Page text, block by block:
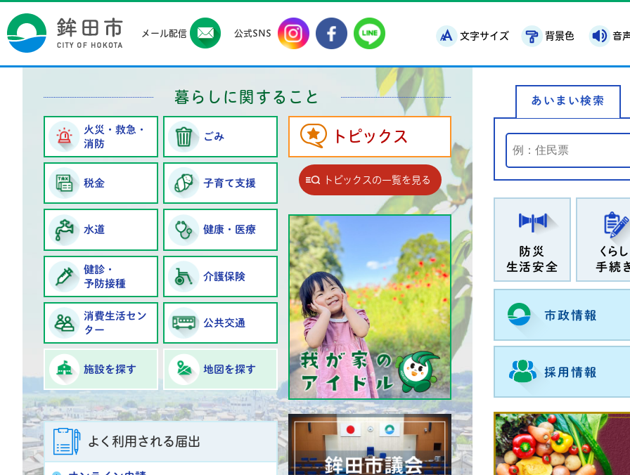
鉾田市役所ホームページ
文字サイズ 背景色 音
メール配信
鉾田市メールマガジン
公式SNS
鉾田市公式Instagram
鉾田市公式Facebook
鉾田市公式LINE
暮らしに関すること
火災・救急・
消防
ごみ
税金 子育て支援
水道 健康・医療
健診・
予防接種
介護保険
消費生活セン
ター
公共交通
施設を探す 地図を探す
よく利用される届出
トピックス
トピックスの一覧を見る
あいまい検索
防災
生活安全
くらし
手続
市政情報
採用情報